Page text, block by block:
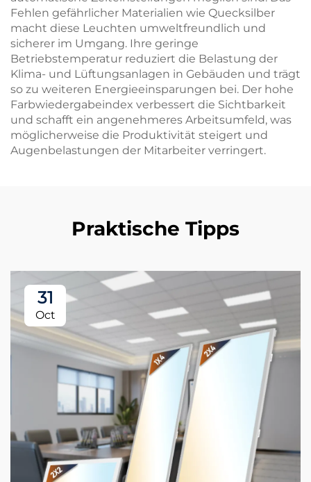
Fehlen gefährlicher Materialien wie Quecksilber
macht diese Leuchten umweltfreundlich und
sicherer im Umgang. Ihre geringe
Betriebstemperatur reduziert die Belastung der
Klima- und Lüftungsanlagen in Gebäuden und trägt
so zu weiteren Energieeinsparungen bei. Der hohe
Farbwiedergabeindex verbessert die Sichtbarkeit
und schafft ein angenehmeres Arbeitsumfeld, was
möglicherweise die Produktivität steigert und
Augenbelastungen der Mitarbeiter verringert.
Praktische Tipps
31
Oct